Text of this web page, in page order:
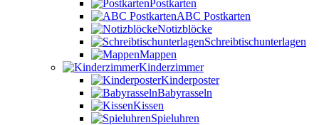
Postkarten
ABC Postkarten
Notizblöcke
Schreibtischunterlagen
Mappen
Kinderzimmer
Kinderposter
Babyrasseln
Kissen
Spieluhren